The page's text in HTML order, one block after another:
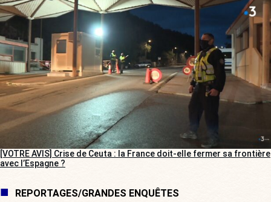
[VOTRE AVIS] Crise de Ceuta : la France doit-elle fermer sa frontière
avec l’Espagne ?
REPORTAGES/GRANDES ENQUÊTES